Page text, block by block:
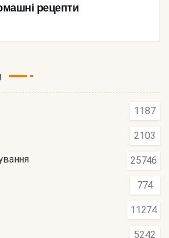
рецепти
1187
2103
25746
774
11274
5242